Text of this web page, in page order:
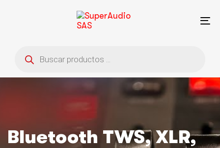
contenido
productos
Bluetooth TWS, XLR,